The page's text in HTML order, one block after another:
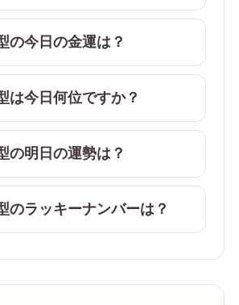
の今日の金運は？
は今日何位ですか？
の明日の運勢は？
のラッキーナンバーは？